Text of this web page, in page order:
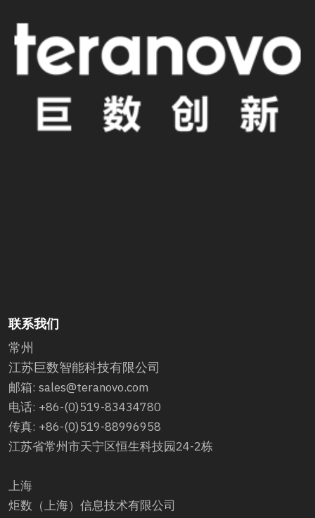
联系我们
常州
江苏巨数智能科技有限公司
邮箱: sales@teranovo.com
电话: +86-(0)519-83434780
传真: +86-(0)519-88996958
江苏省常州市天宁区恒生科技园24-2栋
上海
炬数（上海）信息技术有限公司